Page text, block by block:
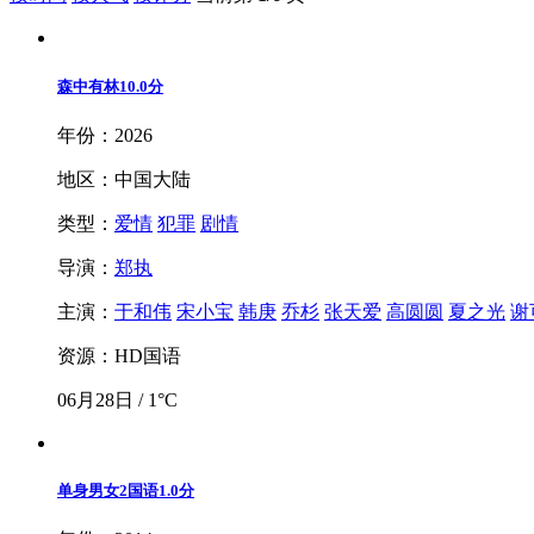
森中有林10.0分
年份：2026
地区：中国大陆
类型： 爱情 犯罪 剧情
导演： 郑执
主演： 于和伟 宋小宝 韩庚 乔杉 张天爱 高圆圆 夏之光 谢
资源：HD国语
06月28日 / 1°C
单身男女2国语1.0分